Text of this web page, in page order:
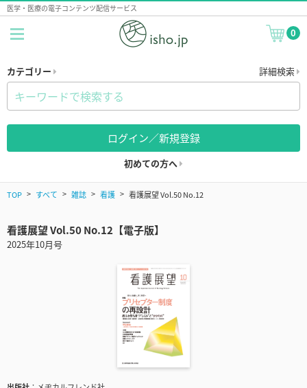
医学・医療の電子コンテンツ配信サービス
0
カテゴリー 詳細検索
ログイン／新規登録
初めての方へ
TOP すべて 雑誌 看護 看護展望 Vol.50 No.12
看護展望 Vol.50 No.12【電子版】
2025年10月号